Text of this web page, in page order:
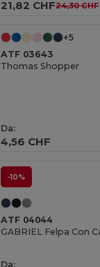
21,82 CHF24,30 CHF
+5
ATF 03643
Thomas Shopper
Da:
4,56 CHF
-10%
ATF 04044
Da: